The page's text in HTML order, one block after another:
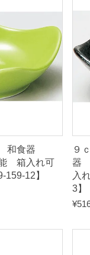
和食器
箱入れ可
12】
９
器
入
3】
¥